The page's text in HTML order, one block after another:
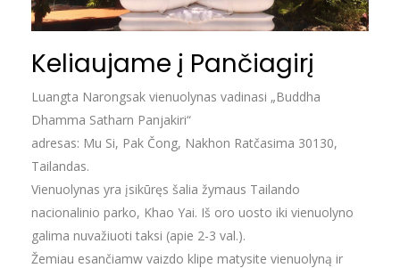
Keliaujame į Pančiagirį
Luangta Narongsak vienuolynas vadinasi „Buddha
Dhamma Satharn Panjakiri“
adresas: Mu Si, Pak Čong, Nakhon Ratčasima 30130,
Tailandas.
Vienuolynas yra įsikūręs šalia žymaus Tailando
nacionalinio parko, Khao Yai. Iš oro uosto iki vienuolyno
galima nuvažiuoti taksi (apie 2-3 val.).
Žemiau esančiamw vaizdo klipe matysite vienuolyną ir